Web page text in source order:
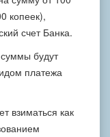
копеек),
счет Банка.
будут
платежа
взиматься как